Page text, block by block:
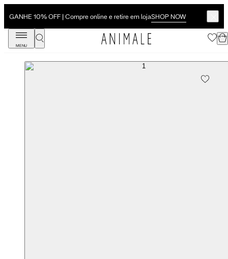
GANHE 10% OFF | Compre online e retire em lojaSHOP NOW
MENU